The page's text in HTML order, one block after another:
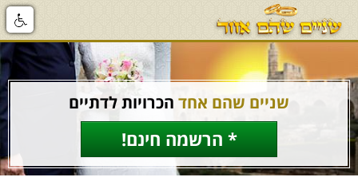
שניים שהם אחד הכרויות לדתיים
* הרשמה חינם!